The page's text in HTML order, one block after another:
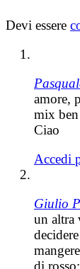
Devi essere
amore,
mix ben
Ciao
Accedi
Giulio
un altra